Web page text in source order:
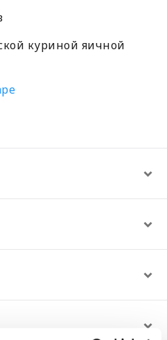
куриной яичной